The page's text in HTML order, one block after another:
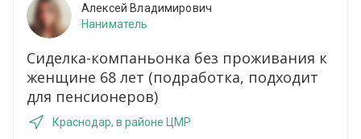
Алексей Владимирович
Наниматель
Сиделка-компаньонка без проживания к
женщине 68 лет (подработка, подходит
для пенсионеров)
Краснодар, в районе ЦМР